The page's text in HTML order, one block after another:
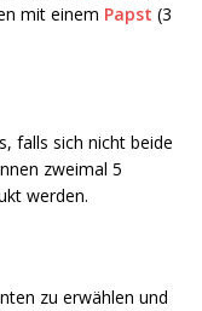
mit einem Papst (3
falls sich nicht beide
zweimal 5
werden.
zu erwählen und